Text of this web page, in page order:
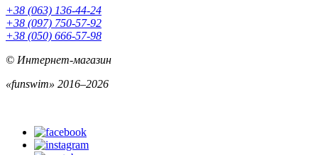
+38 (063) 136-44-24
+38 (097) 750-57-92
+38 (050) 666-57-98
© Интернет-магазин
«funswim» 2016–2026